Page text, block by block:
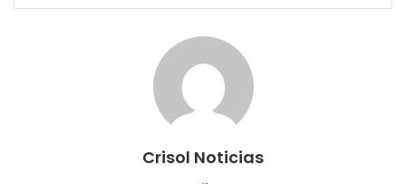
Crisol Noticias